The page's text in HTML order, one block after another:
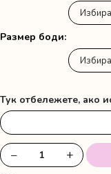
Размер боди
Тук отбележете, ако
количество
− +